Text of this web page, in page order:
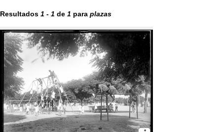
Resultados 1 - 1 de 1 para plazas